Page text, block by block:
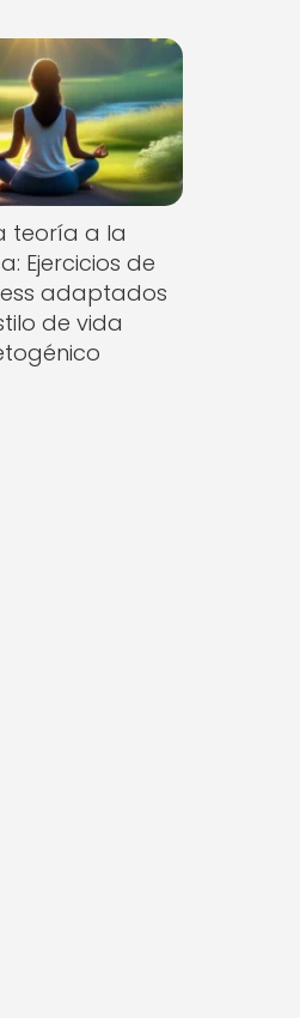
teoría a la
Ejercicios de
adaptados
de vida